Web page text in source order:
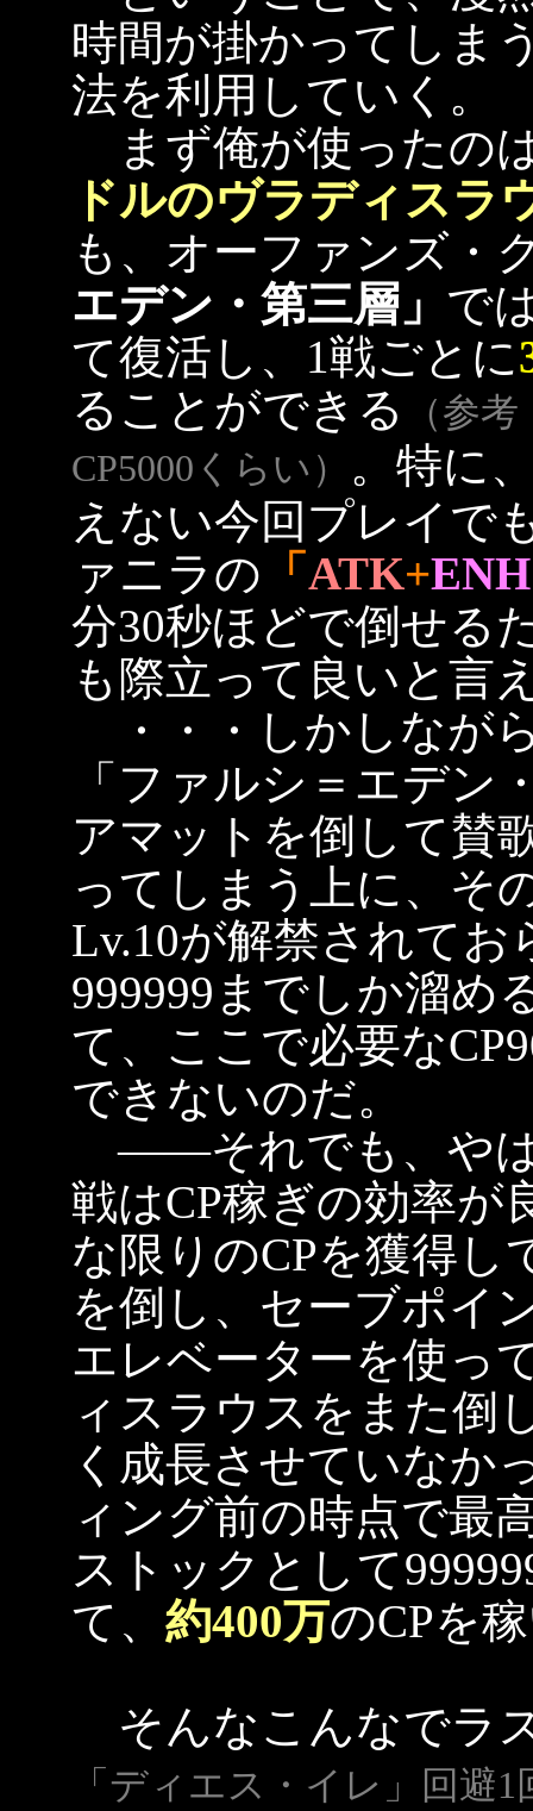
時間が掛かってしま
法を利用していく。
まず俺が使ったの
ドルのヴラディスラ
も、オーファンズ・
エデン・第三層」 で
て復活し、1戦ごとに
ることができる
（参
CP5000くらい）
。特に
えない今回プレイで
ァニラの 「 ATK+ENH
分30秒ほどで倒せる
も際立って良いと言
・・・しかしなが
「ファルシ＝エデン
アマットを倒して賛
ってしまう上に、そ
Lv.10が解禁されてお
999999までしか溜め
て、ここで必要な
できないのだ。
――それでも、やは
戦はCP稼ぎの効率が
な限りのCPを獲得
を倒し、セーブポイ
エレベーターを使っ
ィスラウスをまた倒
く成長させていなか
ィング前の時点で最
ストックとして
て、 約400万のCPを
そんなこんなでラ
「ディエス・イレ」回避1